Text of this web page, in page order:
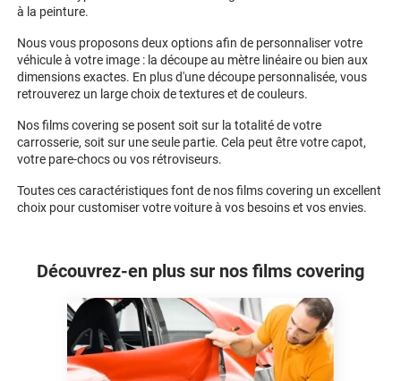
à la peinture.
Nous vous proposons deux options afin de personnaliser votre
véhicule à votre image : la découpe au mètre linéaire ou bien aux
dimensions exactes. En plus d'une découpe personnalisée, vous
retrouverez un large choix de textures et de couleurs.
Nos films covering se posent soit sur la totalité de votre
carrosserie, soit sur une seule partie. Cela peut être votre capot,
votre pare-chocs ou vos rétroviseurs.
Toutes ces caractéristiques font de nos films covering un excellent
choix pour customiser votre voiture à vos besoins et vos envies.
Découvrez-en plus sur nos films covering